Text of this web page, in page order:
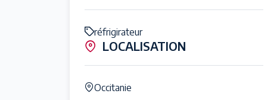
réfrigirateur
LOCALISATION
Occitanie